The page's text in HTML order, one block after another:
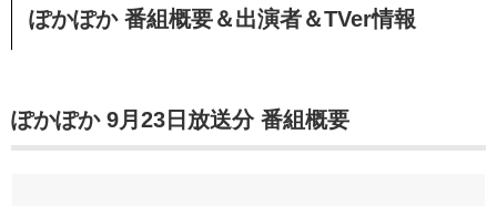
ぽかぽか 番組概要＆出演者＆TVer情報
ぽかぽか 9月23日放送分 番組概要